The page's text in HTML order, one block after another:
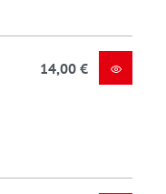
14,00 €